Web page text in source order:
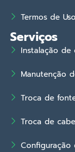
Termos de Uso
Serviços
Instalação de
Manutenção
Troca de
Troca de
Configuração